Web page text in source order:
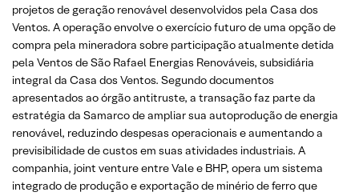
projetos de geração renovável desenvolvidos pela Casa dos
Ventos. A operação envolve o exercício futuro de uma opção de
compra pela mineradora sobre participação atualmente detida
pela Ventos de São Rafael Energias Renováveis, subsidiária
integral da Casa dos Ventos. Segundo documentos
apresentados ao órgão antitruste, a transação faz parte da
estratégia da Samarco de ampliar sua autoprodução de energia
renovável, reduzindo despesas operacionais e aumentando a
previsibilidade de custos em suas atividades industriais. A
companhia, joint venture entre Vale e BHP, opera um sistema
integrado de produção e exportação de minério de ferro que